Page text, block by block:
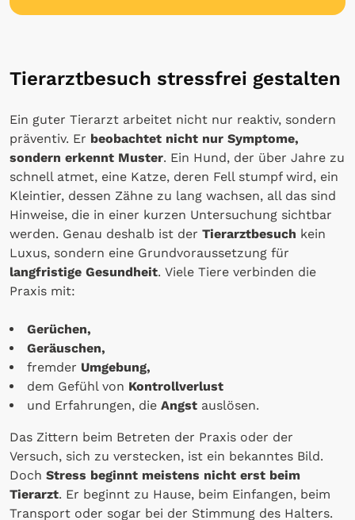
Tierarztbesuch stressfrei gestalten
Ein guter Tierarzt arbeitet nicht nur reaktiv, sondern
präventiv. Er beobachtet nicht nur Symptome,
sondern erkennt Muster. Ein Hund, der über Jahre zu
schnell atmet, eine Katze, deren Fell stumpf wird, ein
Kleintier, dessen Zähne zu lang wachsen, all das sind
Hinweise, die in einer kurzen Untersuchung sichtbar
werden. Genau deshalb ist der Tierarztbesuch kein
Luxus, sondern eine Grundvoraussetzung für
langfristige Gesundheit. Viele Tiere verbinden die
Praxis mit:
Gerüchen,
Geräuschen,
fremder Umgebung,
dem Gefühl von Kontrollverlust
und Erfahrungen, die Angst auslösen.
Das Zittern beim Betreten der Praxis oder der
Versuch, sich zu verstecken, ist ein bekanntes Bild.
Doch Stress beginnt meistens nicht erst beim
Tierarzt. Er beginnt zu Hause, beim Einfangen, beim
Transport oder sogar bei der Stimmung des Halters.